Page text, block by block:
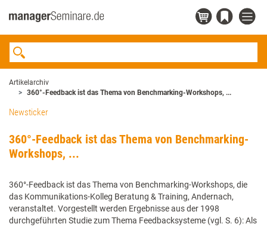
Artikelarchiv
360°-Feedback ist das Thema von Benchmarking-Workshops, ...
Newsticker
360°-Feedback ist das Thema von Benchmarking-
Workshops, ...
360°-Feedback ist das Thema von Benchmarking-Workshops, die
das Kommunikations-Kolleg Beratung & Training, Andernach,
veranstaltet. Vorgestellt werden Ergebnisse aus der 1998
durchgeführten Studie zum Thema Feedbacksysteme (vgl. S. 6): Als